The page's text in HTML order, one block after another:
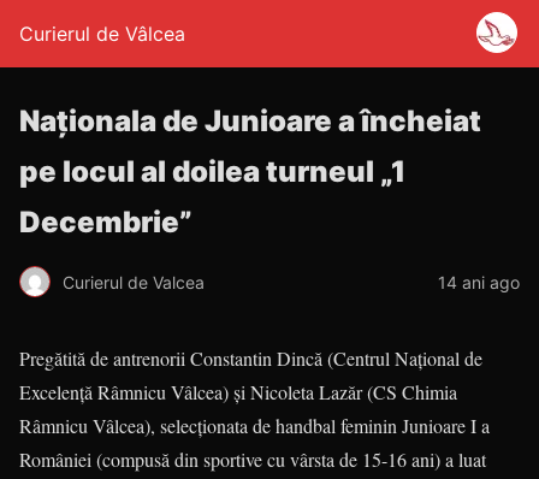
Curierul de Vâlcea
Naţionala de Junioare a încheiat
pe locul al doilea turneul „1
Decembrie”
Curierul de Valcea 14 ani ago
Pregătită de antrenorii Constantin Dincă (Centrul Naţional de
Excelenţă Râmnicu Vâlcea) şi Nicoleta Lazăr (CS Chimia
Râmnicu Vâlcea), selecţionata de handbal feminin Junioare I a
României (compusă din sportive cu vârsta de 15-16 ani) a luat